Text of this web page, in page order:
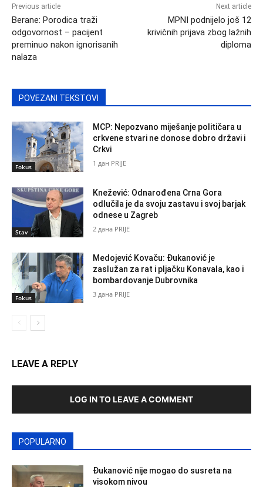
Previous article
Berane: Porodica traži
odgovornost – pacijent
preminuo nakon ignorisanih
nalaza
Next article
MPNI podnijelo još 12
krivičnih prijava zbog lažnih
diploma
POVEZANI TEKSTOVI
Fokus
MCP: Nepozvano miješanje političara u
crkvene stvari ne donose dobro državi i
Crkvi
1 дан PRIJE
Stav
Knežević: Odnarođena Crna Gora
odlučila je da svoju zastavu i svoj barjak
odnese u Zagreb
2 дана PRIJE
Fokus
Medojević Kovaču: Đukanović je
zaslužan za rat i pljačku Konavala, kao i
bombardovanje Dubrovnika
3 дана PRIJE
LEAVE A REPLY
LOG IN TO LEAVE A COMMENT
POPULARNO
Đukanović nije mogao do susreta na
visokom nivou